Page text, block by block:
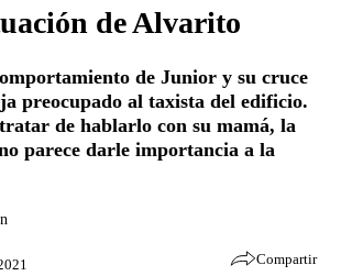
de Alvarito
de Junior y su cruce
preocupado al taxista del edificio.
de hablarlo con su mamá, la
parece darle importancia a la
Compartir